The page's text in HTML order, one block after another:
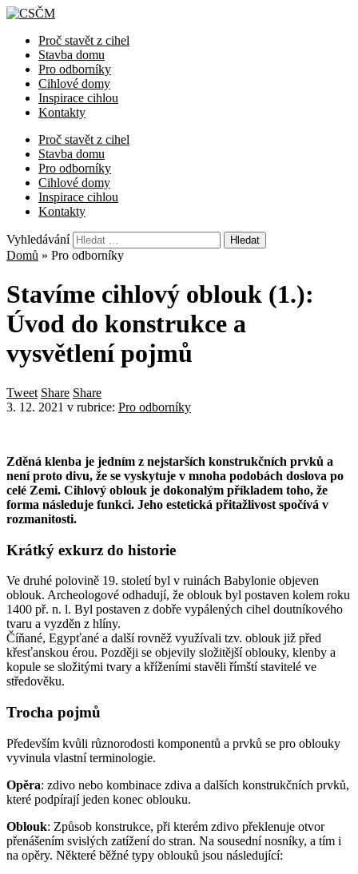
Proč stavět z cihel
Stavba domu
Pro odborníky
Cihlové domy
Inspirace cihlou
Kontakty
Proč stavět z cihel
Stavba domu
Pro odborníky
Cihlové domy
Inspirace cihlou
Kontakty
Vyhledávání
Domů » Pro odborníky
Stavíme cihlový oblouk (1.):
Úvod do konstrukce a
vysvětlení pojmů
Tweet Share Share
3. 12. 2021 v rubrice: Pro odborníky
Zděná klenba je jedním z nejstarších konstrukčních prvků a
není proto divu, že se vyskytuje v mnoha podobách doslova po
celé Zemi. Cihlový oblouk je dokonalým příkladem toho, že
forma následuje funkci. Jeho estetická přitažlivost spočívá v
rozmanitosti.
Krátký exkurz do historie
Ve druhé polovině 19. století byl v ruinách Babylonie objeven
oblouk. Archeologové odhadují, že oblouk byl postaven kolem roku
1400 př. n. l. Byl postaven z dobře vypálených cihel doutníkového
tvaru a vyzděn z hlíny.
Číňané, Egypťané a další rovněž využívali tzv. oblouk již před
křesťanskou érou. Později se objevily složitější oblouky, klenby a
kopule se složitými tvary a kříženími stavěli římští stavitelé ve
středověku.
Trocha pojmů
Především kvůli různorodosti komponentů a prvků se pro oblouky
vyvinula vlastní terminologie.
Opěra: zdivo nebo kombinace zdiva a dalších konstrukčních prvků,
které podpírají jeden konec oblouku.
Oblouk: Způsob konstrukce, při kterém zdivo překlenuje otvor
přenášením svislých zatížení do stran. Na sousední nosníky, a tím i
na opěry. Některé běžné typy oblouků jsou následující: